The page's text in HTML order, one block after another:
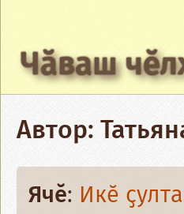
Чӑваш
Автор:
Ячӗ: Икӗ